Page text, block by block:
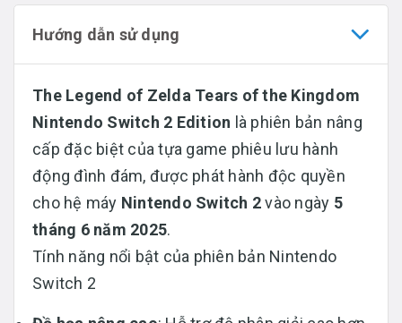
Hướng dẫn sử dụng
The Legend of Zelda Tears of the Kingdom
Nintendo Switch 2 Edition là phiên bản nâng
cấp đặc biệt của tựa game phiêu lưu hành
động đình đám, được phát hành độc quyền
cho hệ máy Nintendo Switch 2vào ngày 5
tháng 6 năm 2025.
Tính năng nổi bật của phiên bản Nintendo
Switch 2